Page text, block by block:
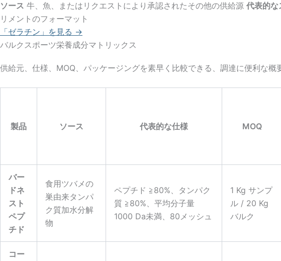
ソース 牛、魚、またはリクエストにより承認されたその他の供給源 代表的な
リメントのフォーマット
「ゼラチン」を見る →
バルクスポーツ栄養成分マトリックス
供給元、仕様、MOQ、パッケージングを素早く比較できる、調達に便利な
製品 ソース 代表的な仕様 MOQ
バー
ドネ
スト
ペプ
チド
食用ツバメの
巣由来タンパ
ク質加水分解
物
ペプチド ≧80%、タンパク
質 ≧80%、平均分子量
1000 Da未満、80メッシュ
1 Kg サンプ
ル / 20 Kg
バルク
コー